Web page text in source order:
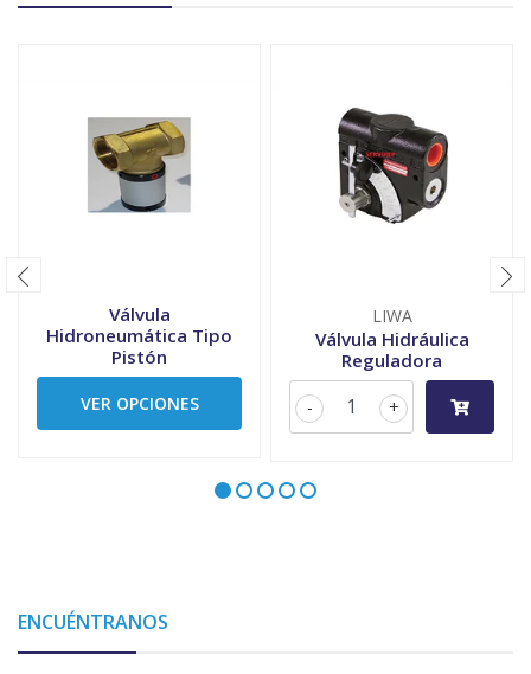
Válvula
Hidroneumática Tipo
Pistón
VER OPCIONES
LIWA
Válvula Hidráulica
Reguladora
+
-
ENCUÉNTRANOS